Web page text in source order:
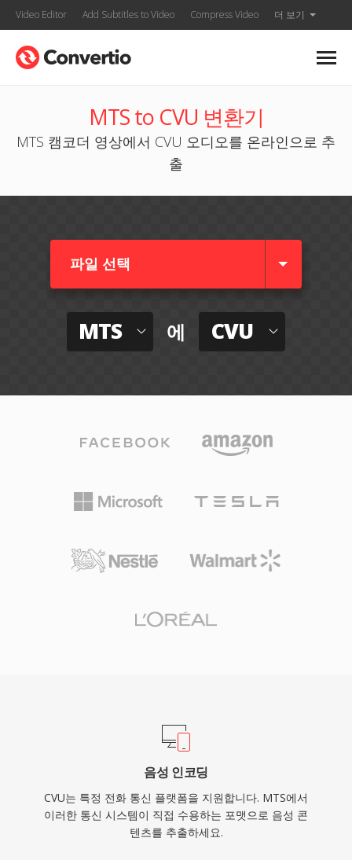
Video Editor Add Subtitles to Video Compress Video 더 보기
MTS to CVU 변환기
MTS 캠코더 영상에서 CVU 오디오를 온라인으로 추
출
파일 선택
MTS 에 CVU
음성 인코딩
CVU는 특정 전화 통신 플랫폼을 지원합니다. MTS에서
이러한 통신 시스템이 직접 수용하는 포맷으로 음성 콘
텐츠를 추출하세요.